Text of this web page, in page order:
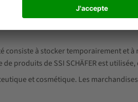
Les entrepôts comprennent
pour les boissons, denrées
consiste à stocker temporairement et
produits de SSI SCHÄFER est
et cosmétique. Les